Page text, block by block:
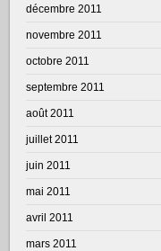
décembre 2011
novembre 2011
octobre 2011
septembre 2011
août 2011
juillet 2011
juin 2011
mai 2011
avril 2011
mars 2011